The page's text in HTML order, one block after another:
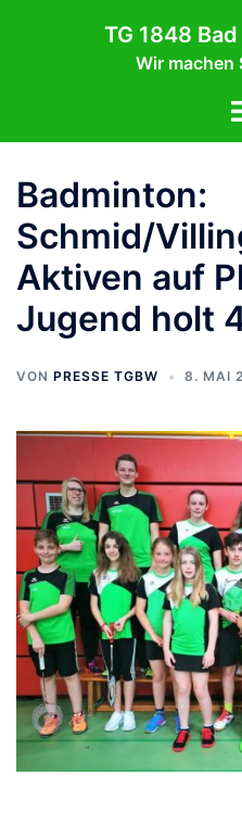
TG 1848
Wir machen
Badminton:
Schmid/
Aktiven auf
Jugend holt
VON PRESSE TGBW 8. MAI